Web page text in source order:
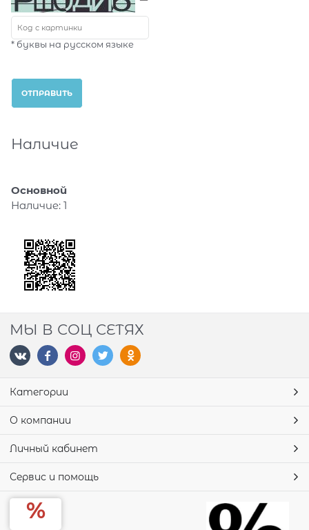
* буквы на русском языке
Наличие
Основной
Наличие: 1
МЫ В СОЦ СЕТЯХ
Категории
О компании
Личный кабинет
Сервис и помощь